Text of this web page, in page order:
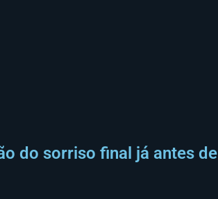
do sorriso final já antes de